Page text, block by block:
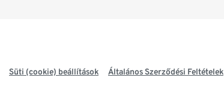
Süti (cookie) beállítások Általános Szerződési Feltételek